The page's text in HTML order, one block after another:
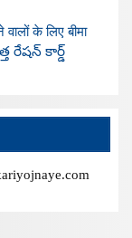
के लिए बीमा
రేషన్ కార్డ్